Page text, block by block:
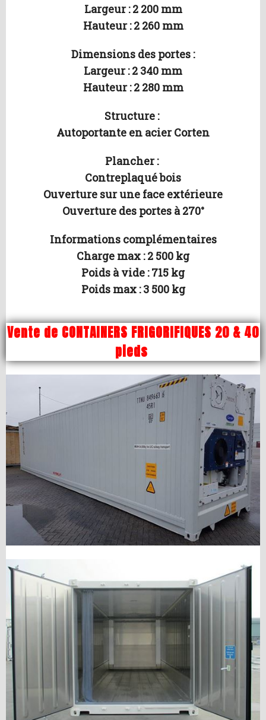
Largeur : 2 200 mm
Hauteur : 2 260 mm
Dimensions des portes :
Largeur : 2 340 mm
Hauteur : 2 280 mm
Structure :
Autoportante en acier Corten
Plancher :
Contreplaqué bois
Ouverture sur une face extérieure
Ouverture des portes à 270°
Informations complémentaires
Charge max : 2 500 kg
Poids à vide : 715 kg
Poids max : 3 500 kg
Vente de CONTAINERS FRIGORIFIQUES 20 & 40
pieds